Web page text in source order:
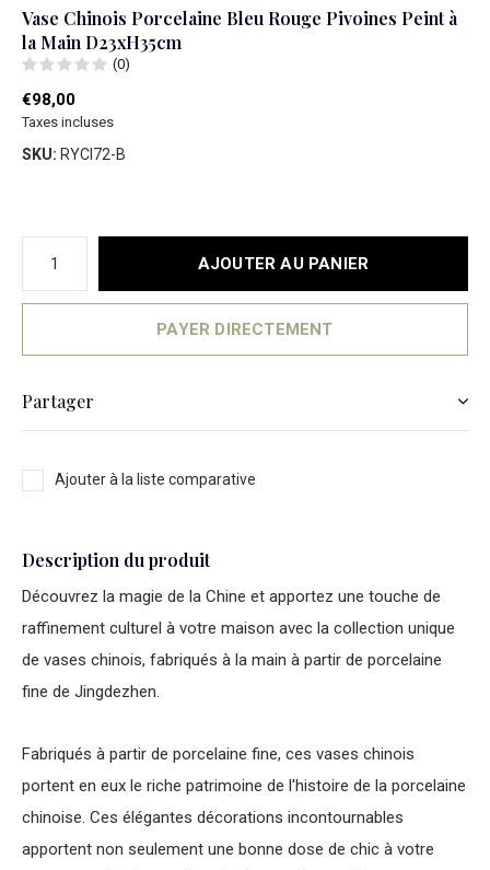
Vase Chinois Porcelaine Bleu Rouge Pivoines Peint à
la Main D23xH35cm
(0)
€98,00
Taxes incluses
SKU: RYCI72-B
AJOUTER AU PANIER
PAYER DIRECTEMENT
Partager
Ajouter à la liste comparative
Description du produit
Découvrez la magie de la Chine et apportez une touche de
raffinement culturel à votre maison avec la collection unique
de vases chinois, fabriqués à la main à partir de porcelaine
fine de Jingdezhen.
Fabriqués à partir de porcelaine fine, ces vases chinois
portent en eux le riche patrimoine de l'histoire de la porcelaine
chinoise. Ces élégantes décorations incontournables
apportent non seulement une bonne dose de chic à votre